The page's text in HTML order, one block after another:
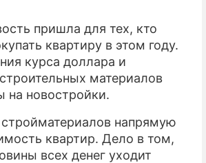
пришла для тех, кто
квартиру в этом году.
курса доллара и
материалов
на новостройки.
напрямую
квартир. Дело в том,
всех денег уходит